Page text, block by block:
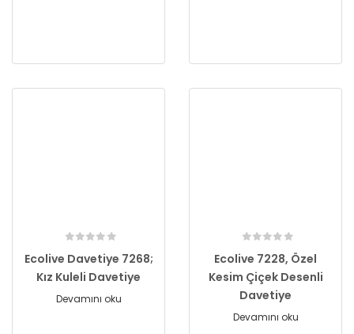
Ecolive Davetiye 7268;
Kız Kuleli Davetiye
Devamını oku
Ecolive 7228, Özel
Kesim Çiçek Desenli
Davetiye
Devamını oku